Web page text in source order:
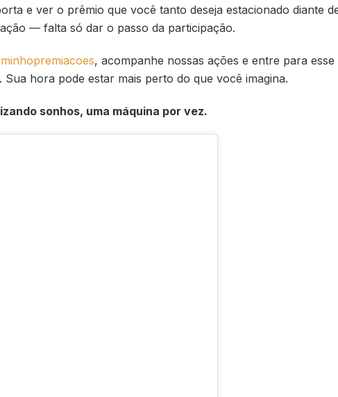
e ver o prêmio que você tanto deseja estacionado diante
— falta só dar o passo da participação.
, acompanhe nossas ações e entre para esse
hora pode estar mais perto do que você imagina.
sonhos, uma máquina por vez.